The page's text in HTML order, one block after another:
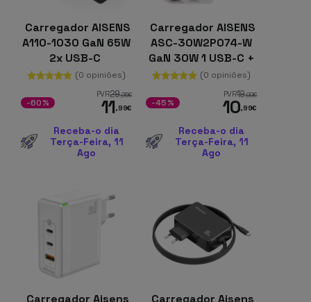
Carregador AISENS
A110-1030 GaN 65W
2x USB-C
(0 opiniões)
PVR29,95€
11,99€
-60%
Receba-o dia
Terça-Feira, 11
Ago
Carregador AISENS
ASC-30W2P074-W
GaN 30W 1 USB-C +
1 USB-A(0 opiniões)
PVR19,99€
10,99€
-45%
Receba-o dia
Terça-Feira, 11
Ago
Carregador Aisens
Carregador Aisens